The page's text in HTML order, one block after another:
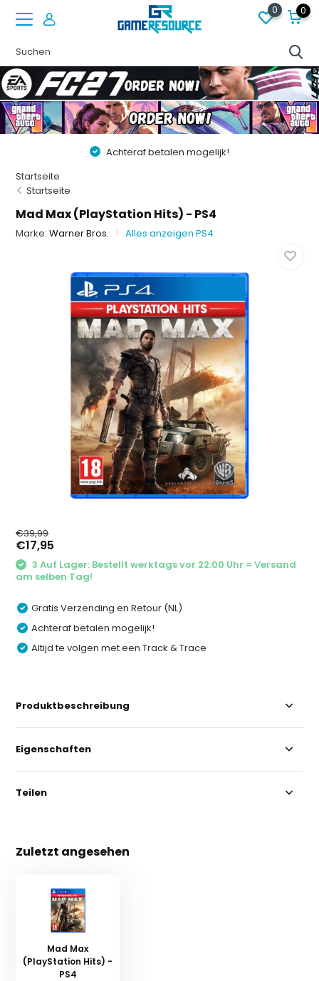
0 0
Vóór 22:00 besteld op werkdagen, volgende dag in
Startseite
Startseite
Mad Max (PlayStation Hits) - PS4
Marke:Warner Bros. Alles anzeigen PS4
€39,99
€17,95
3 Auf Lager: Bestellt werktags vor 22:00 Uhr = Versand
am selben Tag!
Gratis Verzending en Retour (NL)
Achteraf betalen mogelijk!
Altijd te volgen met een Track & Trace
Produktbeschreibung
Eigenschaften
Teilen
Zuletzt angesehen
Mad Max
(PlayStation Hits) -
PS4